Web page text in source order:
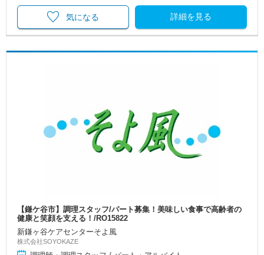
詳細を見る
気になる
【鎌ケ谷市】調理スタッフ/パート募集！美味しい食事で高齢者の
健康と笑顔を支える！/RO15822
新鎌ヶ谷ケアセンターそよ風
株式会社SOYOKAZE